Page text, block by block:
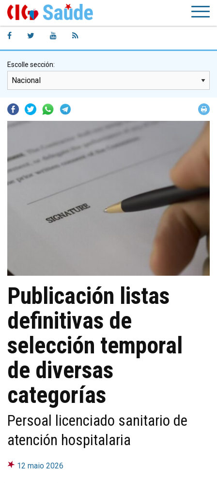
Escolle sección:
Facebook
TwitterWhatsapp
Publicación listas
definitivas de
selección temporal
de diversas
categorías
Persoal licenciado sanitario de
atención hospitalaria
12 maio 2026